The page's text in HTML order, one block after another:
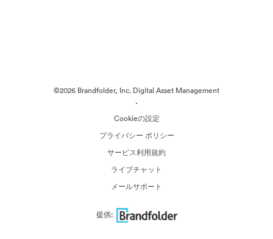
©2026 Brandfolder, Inc. Digital Asset Management
·
Cookieの設定
プライバシー ポリシー
サービス利用規約
ライブチャット
メールサポート
提供: